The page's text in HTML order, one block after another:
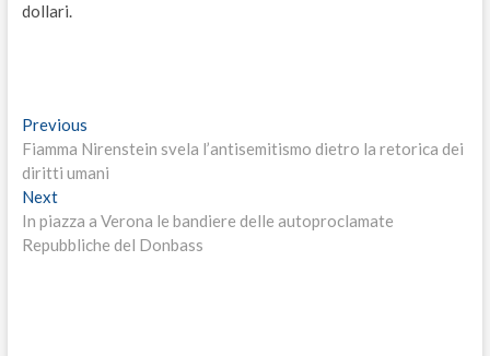
dollari.
Navigazione
articoli
PreviousPrevious
post:
Fiamma Nirenstein svela l’antisemitismo dietro la retorica dei
diritti umani
NextNext
post:
In piazza a Verona le bandiere delle autoproclamate
Repubbliche del Donbass